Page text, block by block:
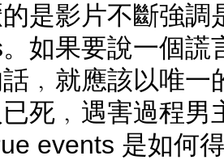
是影片不斷強
如果要說一個謊
﹐就應該以唯
死﹐遇害過程
events 是如何